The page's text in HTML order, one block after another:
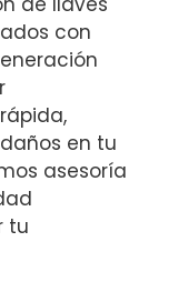
con
en tu
asesoría
tu